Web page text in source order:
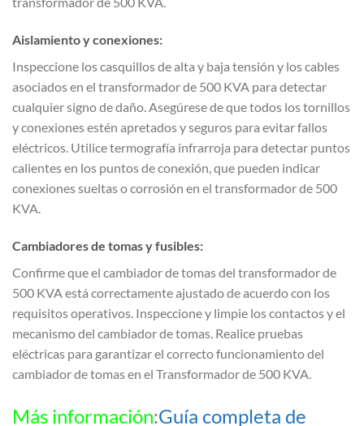
Aislamiento y conexiones:
Inspeccione los casquillos de alta y baja tensión y los cables
asociados en el transformador de 500 KVA para detectar
cualquier signo de daño. Asegúrese de que todos los tornillos
y conexiones estén apretados y seguros para evitar fallos
eléctricos. Utilice termografía infrarroja para detectar puntos
calientes en los puntos de conexión, que pueden indicar
conexiones sueltas o corrosión en el transformador de 500
KVA.
Cambiadores de tomas y fusibles:
Confirme que el cambiador de tomas del transformador de
500 KVA está correctamente ajustado de acuerdo con los
requisitos operativos. Inspeccione y limpie los contactos y el
mecanismo del cambiador de tomas. Realice pruebas
eléctricas para garantizar el correcto funcionamiento del
cambiador de tomas en el Transformador de 500 KVA.
Más información:Guía completa de